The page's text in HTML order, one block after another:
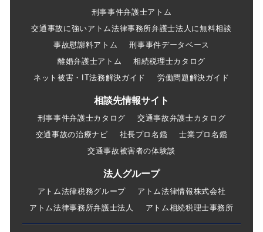
刑事事件弁護士アトム
交通事故に強いアトム法律事務所弁護士法人に無料相談
事故慰謝料アトム
刑事事件データベース
離婚弁護士アトム
相続税理士カタログ
ネット被害・IT法務解決ガイド
労働問題解決ガイド
相談先情報サイト
刑事事件弁護士カタログ
交通事故弁護士カタログ
交通事故の治療ナビ
社長プロ名鑑
士業プロ名鑑
交通事故被害者の体験談
法人グループ
アトム法律税務グループ
アトム法律情報株式会社
アトム法律事務所弁護士法人
アトム相続税理士事務所